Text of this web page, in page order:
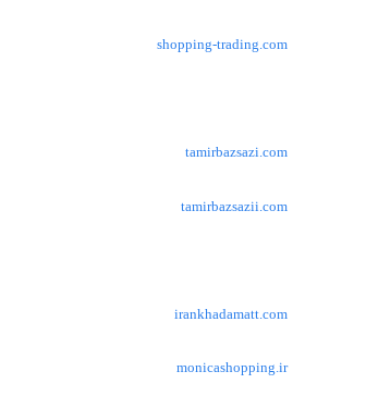
shopping-trading.com
tamirbazsazi.com
tamirbazsazii.com
irankhadamatt.com
monicashopping.ir